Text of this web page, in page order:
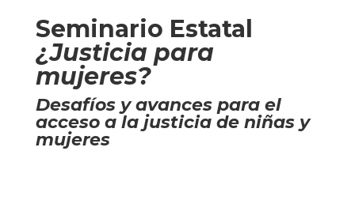
Seminario Estatal
¿Justicia para
mujeres?
Desafíos y avances para el
acceso a la justicia de niñas y
mujeres